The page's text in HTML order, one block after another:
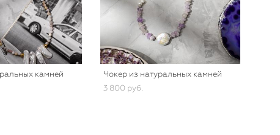
камней
Чокер из натуральных камней
3 800 pуб.